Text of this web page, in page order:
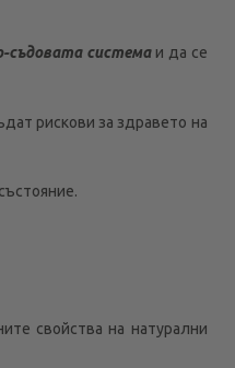
съдовата системаи да се
рискови за здравето на
свойства на натурални